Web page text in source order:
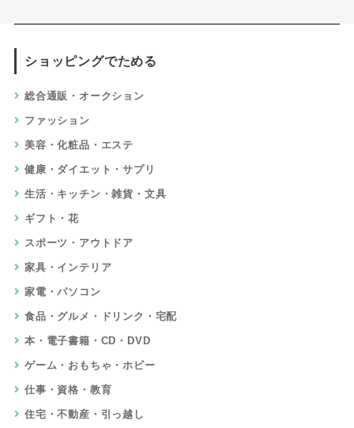
ショッピングでためる
総合通販・オークション
ファッション
美容・化粧品・エステ
健康・ダイエット・サプリ
生活・キッチン・雑貨・文具
ギフト・花
スポーツ・アウトドア
家具・インテリア
家電・パソコン
食品・グルメ・ドリンク・宅配
本・電子書籍・CD・DVD
ゲーム・おもちゃ・ホビー
仕事・資格・教育
住宅・不動産・引っ越し